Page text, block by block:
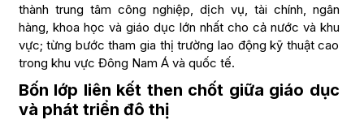
thành trung tâm công nghiệp, dịch vụ, tài chính, ngân
hàng, khoa học và giáo dục lớn nhất cho cả nước và khu
vực; từng bước tham gia thị trường lao động kỹ thuật cao
trong khu vực Đông Nam Á và quốc tế.
Bốn lớp liên kết then chốt giữa giáo dục
và phát triển đô thị